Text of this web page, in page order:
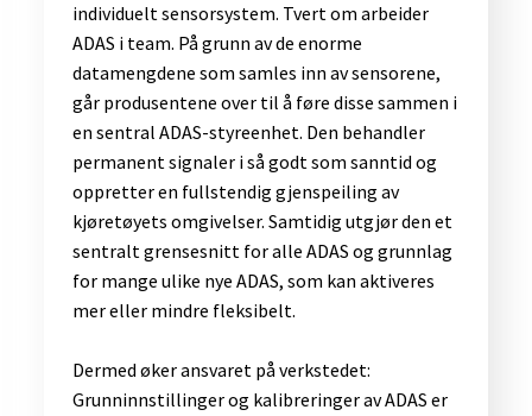
individuelt sensorsystem. Tvert om arbeider
ADAS i team. På grunn av de enorme
datamengdene som samles inn av sensorene,
går produsentene over til å føre disse sammen i
en sentral ADAS-styreenhet. Den behandler
permanent signaler i så godt som sanntid og
oppretter en fullstendig gjenspeiling av
kjøretøyets omgivelser. Samtidig utgjør den et
sentralt grensesnitt for alle ADAS og grunnlag
for mange ulike nye ADAS, som kan aktiveres
mer eller mindre fleksibelt.
Dermed øker ansvaret på verkstedet:
Grunninnstillinger og kalibreringer av ADAS er